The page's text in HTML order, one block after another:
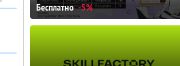
Бесплатно -5%